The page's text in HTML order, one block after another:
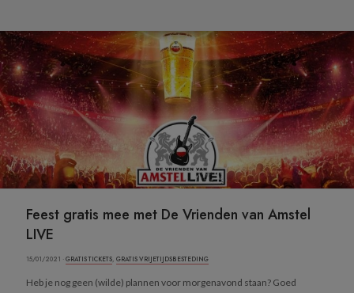
Feest gratis mee met De Vrienden van Amstel
LIVE
15/01/2021 ·GRATIS TICKETS, GRATIS VRIJETIJDSBESTEDING
Heb je nog geen (wilde) plannen voor morgenavond staan? Goed